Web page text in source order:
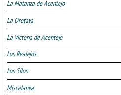
La Matanza de Acentejo
La Orotava
La Victoria de Acentejo
Los Realejos
Los Silos
Miscelánea